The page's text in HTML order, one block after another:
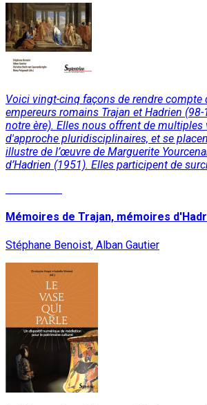
Voici vingt-cinq façons de rendre compte
empereurs romains Trajan et Hadrien
notre ère). Elles nous offrent de multiples
d'approche pluridisciplinaires, et se
illustre de l’œuvre de Marguerite
d’Hadrien (1951). Elles participent de
Mémoires de Trajan, mémoires
Stéphane Benoist, Alban Gautier